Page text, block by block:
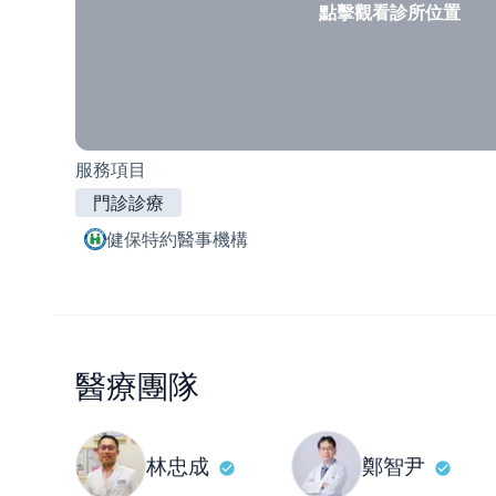
點擊觀看診所位置
服務項目
門診診療
健保特約醫事機構
醫療團隊
林忠成 鄭智尹